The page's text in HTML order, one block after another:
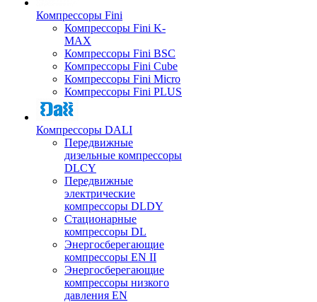
Компрессоры Fini
Компрессоры Fini K-
MAX
Компрессоры Fini BSC
Компрессоры Fini Cube
Компрессоры Fini Micro
Компрессоры Fini PLUS
Компрессоры DALI
Передвижные
дизельные компрессоры
DLCY
Передвижные
электрические
компрессоры DLDY
Стационарные
компрессоры DL
Энергосберегающие
компрессоры EN II
Энергосберегающие
компрессоры низкого
давления EN